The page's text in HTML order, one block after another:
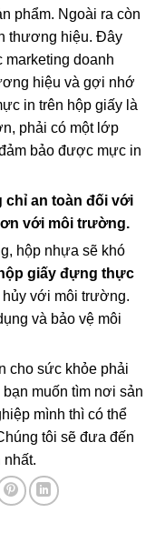
phẩm. Ngoài ra còn
thương hiệu. Đây
doanh
hiệu và gợi nhớ
in trên hộp giấy là
phải có một lớp
bảo được mực in
chỉ an toàn đối với
với môi trường.
hộp nhựa sẽ khó
hộp giấy đựng thực
với môi trường.
và bảo vệ môi
cho sức khỏe phải
muốn tìm nơi sản
mình thì có thể
tôi sẽ đưa đến
nhất.